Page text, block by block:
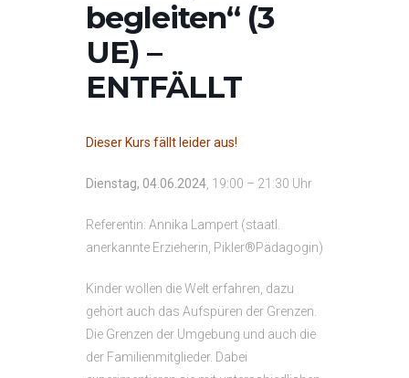
begleiten“ (3
UE) –
ENTFÄLLT
Dieser Kurs fällt leider aus!
Dienstag, 04.06.2024 , 19:00 – 21:30 Uhr
Referentin: Annika Lampert (staatl.
anerkannte Erzieherin, Pikler®Pädagogin)
Kinder wollen die Welt erfahren, dazu
gehört auch das Aufspüren der Grenzen.
Die Grenzen der Umgebung und auch die
der Familienmitglieder. Dabei